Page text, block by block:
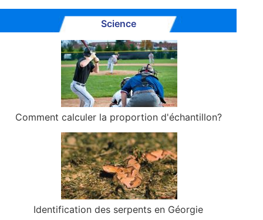
Science
Comment calculer la proportion d'échantillon?
Identification des serpents en Géorgie